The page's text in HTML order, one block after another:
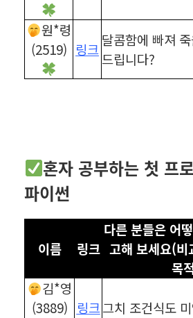
원*령
(2519) 링크
달콤함에 빠져
드립니다?
혼자 공부하는 첫 프
파이썬
이름 링크
다른 분들은 어
고해 보세요(비
목
김*영
(3889) 링크그치 조건식도